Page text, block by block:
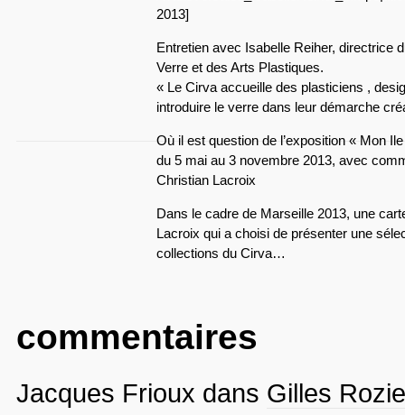
2013]
Entretien avec Isabelle Reiher, directrice
Verre et des Arts Plastiques.
« Le Cirva accueille des plasticiens ,
introduire le verre dans leur démarche
Où il est question de l’exposition « Mon
du 5 mai au 3 novembre 2013, avec
Christian Lacroix
Dans le cadre de Marseille 2013, une
Lacroix qui a choisi de présenter une
collections du Cirva…
commentaires
Jacques Frioux dans Gilles